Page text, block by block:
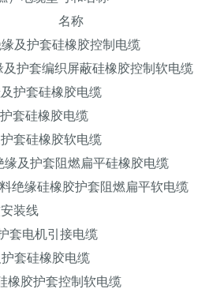
称
及护套硅橡胶控制电缆
及护套编织屏蔽硅橡胶控制软电缆
护套硅橡胶电缆
套硅橡胶电缆
套硅橡胶软电缆
缘及护套阻燃扁平硅橡胶电缆
绝缘硅橡胶护套阻燃扁平软电缆
装线
套电机引接电缆
套硅橡胶电缆
橡胶护套控制软电缆